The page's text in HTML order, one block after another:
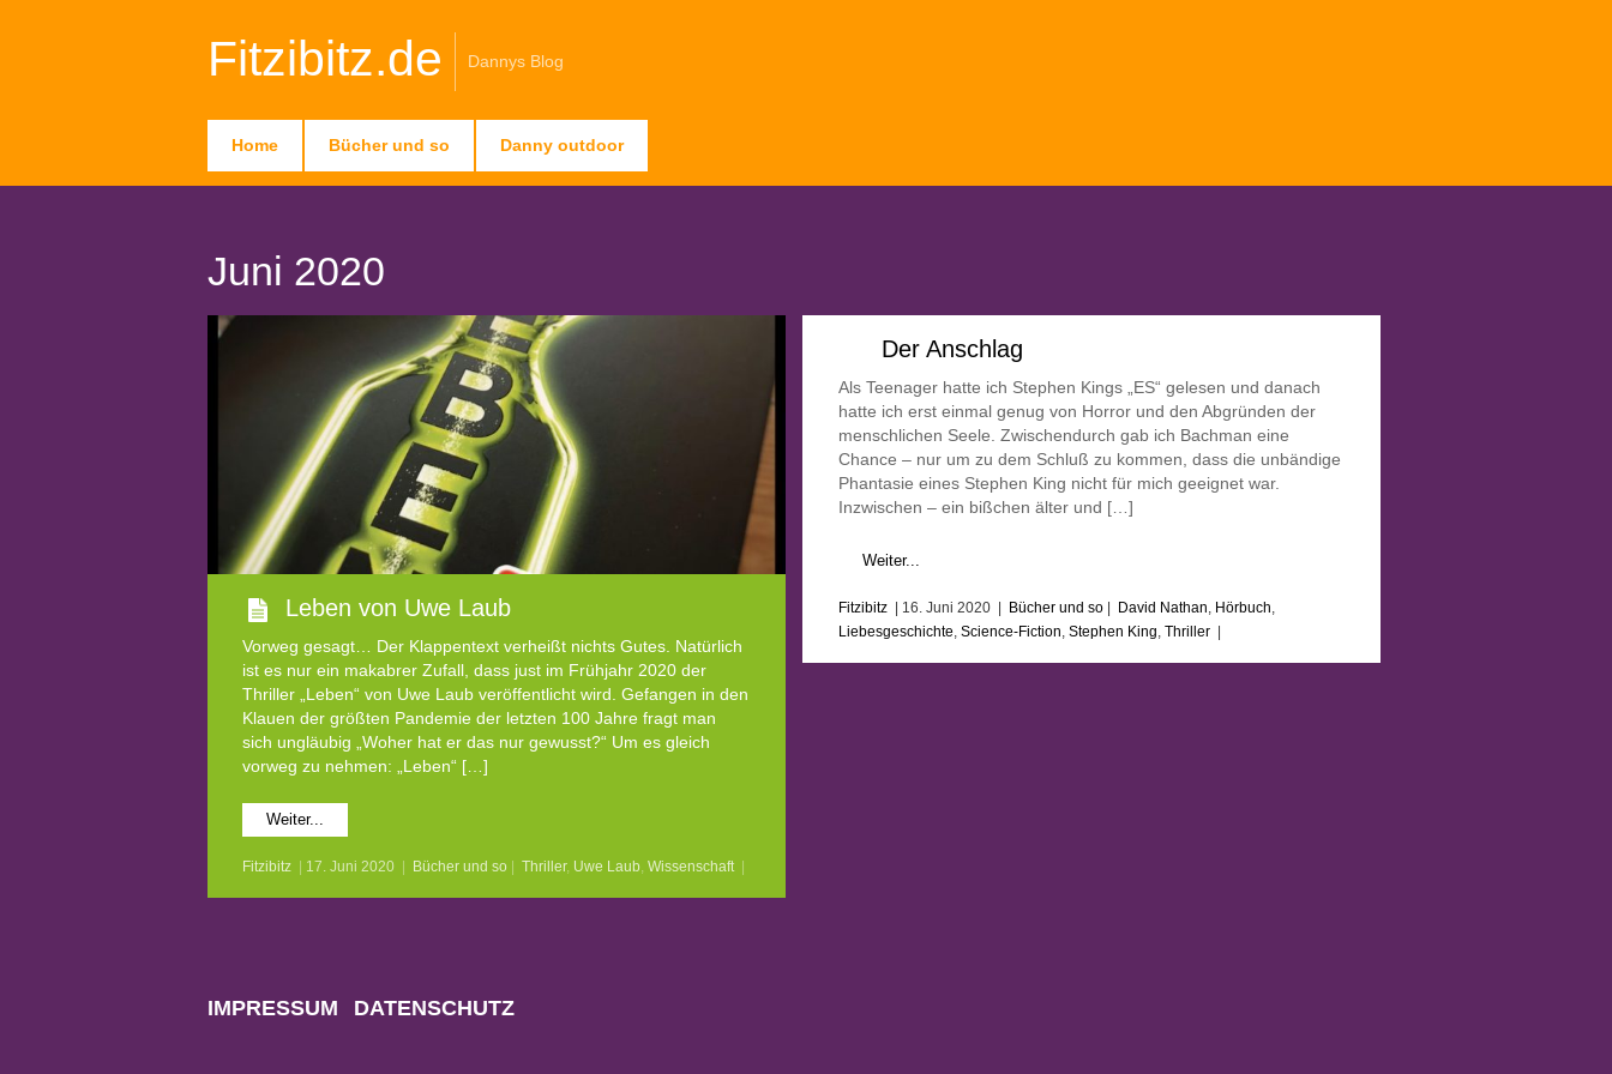
Fitzibitz.de Dannys Blog
Home Bücher und so Danny outdoor
Juni 2020
Leben von Uwe Laub
Vorweg gesagt… Der Klappentext verheißt nichts Gutes. Natürlich
ist es nur ein makabrer Zufall, dass just im Frühjahr 2020 der
Thriller „Leben“ von Uwe Laub veröffentlicht wird. Gefangen in den
Klauen der größten Pandemie der letzten 100 Jahre fragt man
sich ungläubig „Woher hat er das nur gewusst?“ Um es gleich
vorweg zu nehmen: „Leben“ […]
Weiter...
Fitzibitz 17. Juni 2020 Bücher und so Thriller, Uwe Laub ,Wissenschaft
Der Anschlag
Als Teenager hatte ich Stephen Kings „ES“ gelesen und danach
hatte ich erst einmal genug von Horror und den Abgründen der
menschlichen Seele. Zwischendurch gab ich Bachman eine
Chance – nur um zu dem Schluß zu kommen, dass die unbändige
Phantasie eines Stephen King nicht für mich geeignet war.
Inzwischen – ein bißchen älter und […]
Weiter...
Fitzibitz 16. Juni 2020 Bücher und so David Nathan Hörbuch
Liebesgeschichte Science-Fiction Stephen King Thriller
IMPRESSUM DATENSCHUTZ